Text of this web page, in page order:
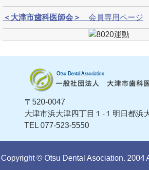
＜大津市歯科医師会＞ 会員専用ページ
〒520-0047
大津市浜大津四丁目１-１明日都浜
TEL 077-523-5550
Copyright © Otsu Dental Asociation. 2004